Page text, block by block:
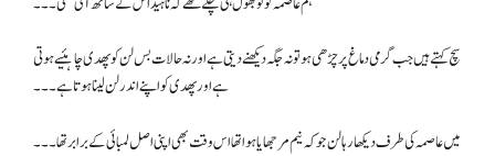
سچ کہتے ہیں جب گرمی دماغ پر چڑھی ہو تو نہ جگہ دیکھنے دیتی ہے اور نہ حالات بس لن کو پھدی چاہئیے ہوتی
ہے اور پھدی کو اپنے اندر لن لینا ہوتا ہے۔۔۔
میں عاصمہ کی طرف دیکھا رہا لن جو کہ نیم مرجھایا ہوا تھا اس وقت بھی اپنی اصل لمبائی کے برابر تھا۔۔۔